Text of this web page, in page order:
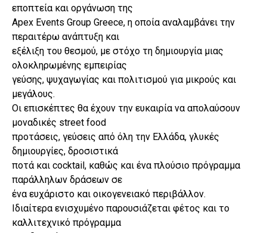
εποπτεία και οργάνωση της
Apex Events Group Greece, η οποία αναλαμβάνει την
περαιτέρω ανάπτυξη και
εξέλιξη του θεσμού, με στόχο τη δημιουργία μιας
ολοκληρωμένης εμπειρίας
γεύσης, ψυχαγωγίας και πολιτισμού για μικρούς και
μεγάλους.
Οι επισκέπτες θα έχουν την ευκαιρία να απολαύσουν
μοναδικές street food
προτάσεις, γεύσεις από όλη την Ελλάδα, γλυκές
δημιουργίες, δροσιστικά
ποτά και cocktail, καθώς και ένα πλούσιο πρόγραμμα
παράλληλων δράσεων σε
ένα ευχάριστο και οικογενειακό περιβάλλον.
Ιδιαίτερα ενισχυμένο παρουσιάζεται φέτος και το
καλλιτεχνικό πρόγραμμα